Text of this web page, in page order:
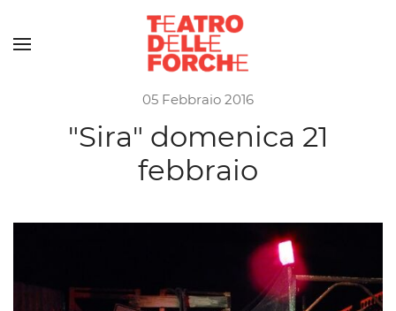
Skip to main content
05 Febbraio 2016
"Sira" domenica 21
febbraio